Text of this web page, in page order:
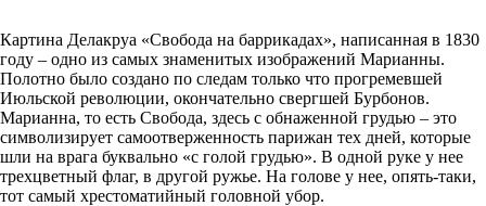
Картина Делакруа «Свобода на баррикадах», написанная в 1830
году – одно из самых знаменитых изображений Марианны.
Полотно было создано по следам только что прогремевшей
Июльской революции, окончательно свергшей Бурбонов.
Марианна, то есть Свобода, здесь с обнаженной грудью – это
символизирует самоотверженность парижан тех дней, которые
шли на врага буквально «с голой грудью». В одной руке у нее
трехцветный флаг, в другой ружье. На голове у нее, опять-таки,
тот самый хрестоматийный головной убор.